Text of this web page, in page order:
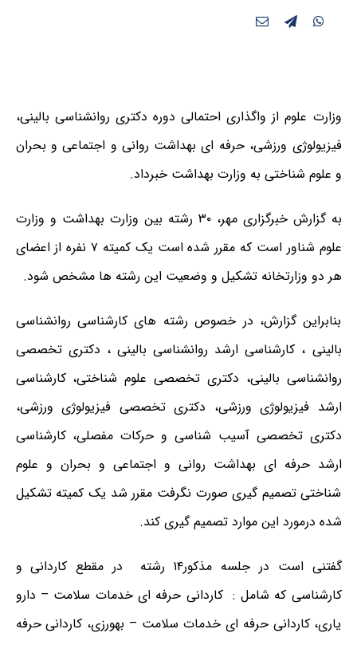
وزارت علوم از واگذاری احتمالی دوره دکتری روانشناسی بالینی،
فیزیولوژی ورزشی، حرفه ای بهداشت روانی و اجتماعی و بحران
و علوم شناختی به وزارت بهداشت خبرداد.
به گزارش خبرگزاری مهر، ۳۰ رشته بین وزارت بهداشت و وزارت
علوم شناور است که مقرر شده است یک کمیته ۷ نفره از اعضای
هر دو وزارتخانه تشکیل و وضعیت این رشته ها مشخص شود.
بنابراین گزارش، در خصوص رشته های کارشناسی روانشناسی
بالینی ، کارشناسی ارشد روانشناسی بالینی ، دکتری تخصصی
روانشناسی بالینی، دکتری تخصصی علوم شناختی، کارشناسی
ارشد فیزیولوژی ورزشی، دکتری تخصصی فیزیولوژی ورزشی،
دکتری تخصصی آسیب شناسی و حرکات مفصلی، کارشناسی
ارشد حرفه ای بهداشت روانی و اجتماعی و بحران و علوم
شناختی تصمیم گیری صورت نگرفت مقرر شد یک کمیته تشکیل
شده درمورد این موارد تصمیم گیری کند.
گفتنی است در جلسه مذکور۱۴ رشته در مقطع کاردانی و
کارشناسی که شامل : کاردانی حرفه ای خدمات سلامت – دارو
یاری، کاردانی حرفه ای خدمات سلامت – بهورزی، کاردانی حرفه